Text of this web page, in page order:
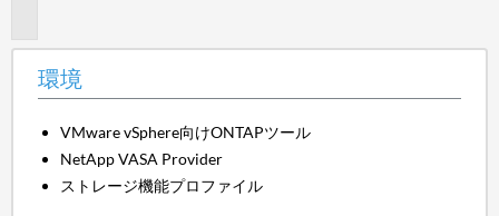
環境
VMware vSphere向けONTAPツール
NetApp VASA Provider
ストレージ機能プロファイル